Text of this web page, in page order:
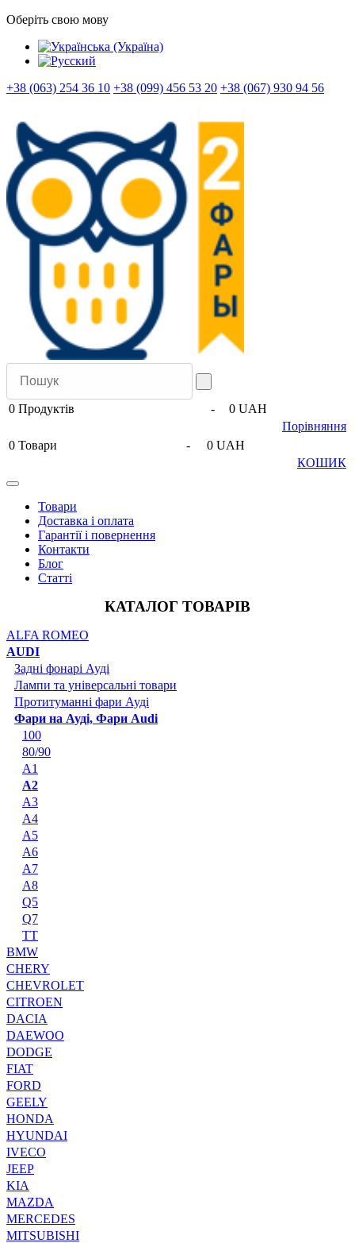
Оберіть свою мову
+38 (063) 254 36 10 +38 (099) 456 53 20 +38 (067) 930 94 56
0 Продуктів -
0 UAH
Порівняння
0 Товари -
0 UAH
КОШИК
Товари
Доставка і оплата
Гарантії і повернення
Контакти
Блог
Статті
КАТАЛОГ ТОВАРІВ
ALFA ROMEO
AUDI
Задні фонарі Ауді
Лампи та універсальні товари
Протитуманні фари Ауді
Фари на Ауді, Фари Audi
100
80/90
A1
A2
A3
A4
A5
A6
A7
A8
Q5
Q7
TT
BMW
CHERY
CHEVROLET
CITROEN
DACIA
DAEWOO
DODGE
FIAT
FORD
GEELY
HONDA
HYUNDAI
IVECO
JEEP
KIA
MAZDA
MERCEDES
MITSUBISHI